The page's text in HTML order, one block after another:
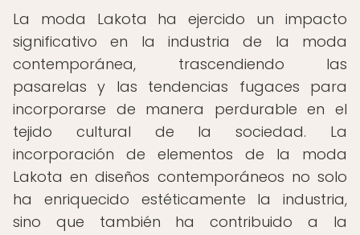
La moda Lakota ha ejercido un impacto
significativo en la industria de la moda
contemporánea, trascendiendo las
pasarelas y las tendencias fugaces para
incorporarse de manera perdurable en el
tejido cultural de la sociedad. La
incorporación de elementos de la moda
Lakota en diseños contemporáneos no solo
ha enriquecido estéticamente la industria,
sino que también ha contribuido a la